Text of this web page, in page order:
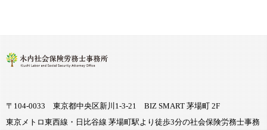
〒104-0033 東京都中央区新川1-3-21 BIZ SMART 茅場町 2F
東京メトロ東西線・日比谷線 茅場町駅より徒歩3分の社会保険労務士事務